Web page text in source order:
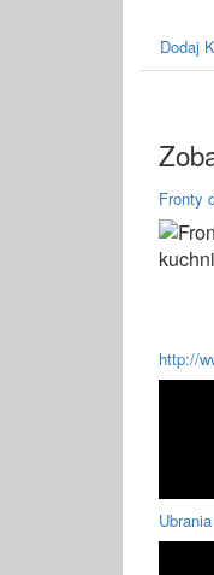
Dodaj
Fronty
http://